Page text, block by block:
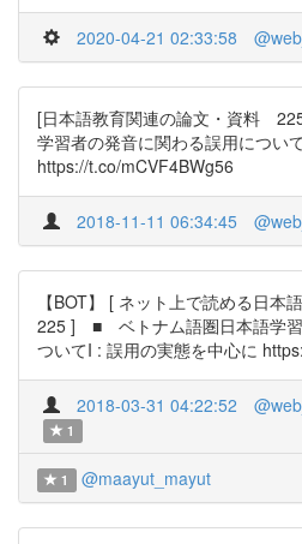
2020-04-21 02:33:58
[日本語教育関連の論文・資料
学習者の発音に関わる誤用につい
https://t.co/mCVF4BWg56
2018-11-11 06:34:45
【BOT】 [ ネット上で読める日本
225 ] ■ ベトナム語圏日本語学習
ついてI : 誤用の実態を中心に
2018-03-31 04:22:52
1
1 @maayut_mayut